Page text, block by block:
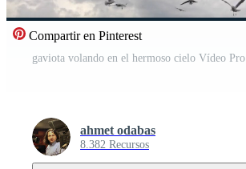
Compartir en Pinterest
gaviota volando en el hermoso cielo Vídeo Pro
ahmet odabas
8.382 Recursos